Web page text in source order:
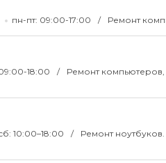
пн-пт: 09:00-17:00 Ремонт
18:00
Ремонт
10:00–18:00
Ремонт